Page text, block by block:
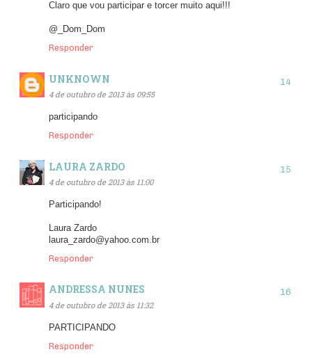
Claro que vou participar e torcer muito aqui!!!
@_Dom_Dom
Responder
UNKNOWN
4 de outubro de 2013 às 09:55
participando
Responder
LAURA ZARDO
4 de outubro de 2013 às 11:00
Participando!
Laura Zardo
laura_zardo@yahoo.com.br
Responder
ANDRESSA NUNES
4 de outubro de 2013 às 11:32
PARTICIPANDO
Responder